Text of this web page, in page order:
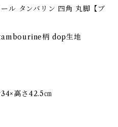
ル タンバリン 四角 丸脚【ブ
柄 dop生地
高さ42.5㎝